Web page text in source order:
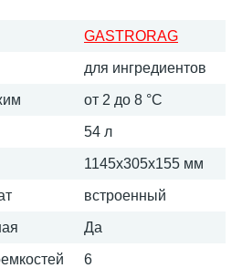
GASTRORAG
для ингредиентов
от 2 до 8 °С
54 л
1145х305х155 мм
встроенный
Да
6